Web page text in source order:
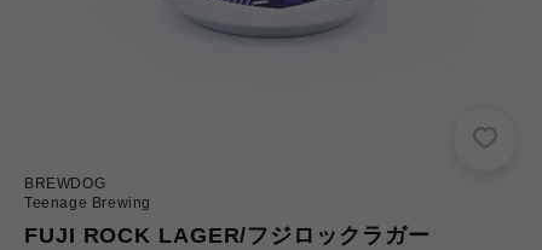
BREWDOG
Teenage Brewing
FUJI ROCK LAGER/フジロックラガー